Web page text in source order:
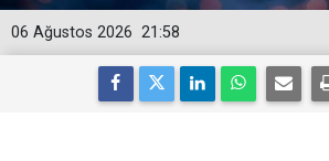
21:58
06 Ağustos 2026